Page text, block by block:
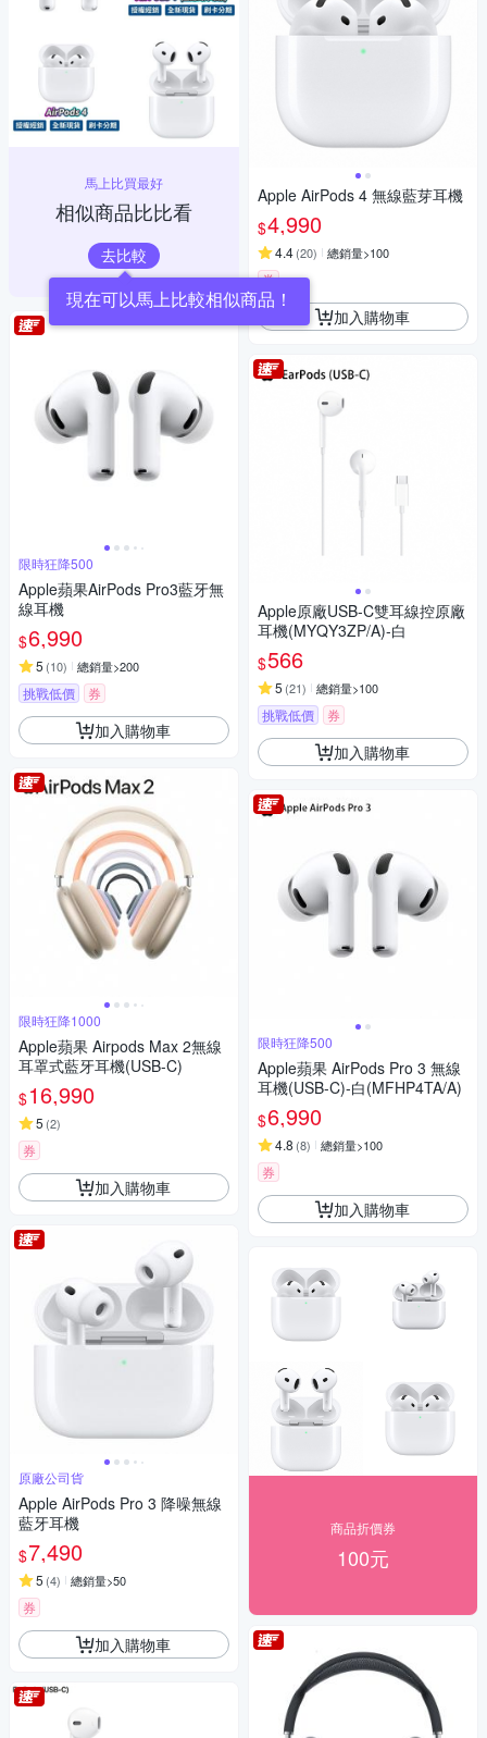
馬上比買最好
相似商品比比看
去比較
現在可以馬上比較相似商品！
限時狂降500
Apple蘋果AirPods Pro3藍牙無
線耳機
$6,990
5 (10) 總銷量>200
挑戰低價 券
加入購物車
限時狂降1000
Apple蘋果 Airpods Max 2無線
耳罩式藍牙耳機(USB-C)
$16,990
5 (2)
券
加入購物車
原廠公司貨
Apple AirPods Pro 3 降噪無線
藍牙耳機
$7,490
5 (4) 總銷量>50
券
加入購物車
Apple AirPods 4 無線藍芽耳機
$4,990
4.4(20) 總銷量>100
券
加入購物車
Apple原廠USB-C雙耳線控原廠
耳機(MYQY3ZP/A)-白
$566
5 (21) 總銷量>100
挑戰低價 券
加入購物車
限時狂降500
Apple蘋果 AirPods Pro 3 無線
耳機(USB-C)-白(MFHP4TA/A)
$6,990
4.8 (8) 總銷量>100
券
加入購物車
商品折價券
100元